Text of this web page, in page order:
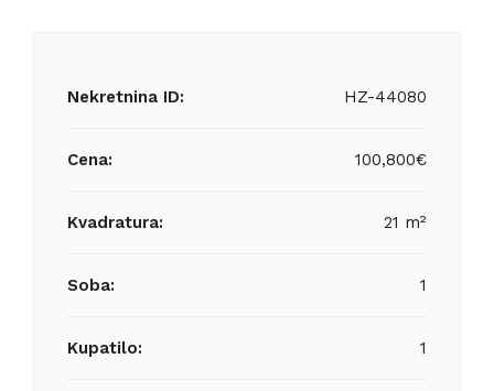
Nekretnina ID: HZ-44080
Cena: 100,800€
Kvadratura: 21 m²
Soba: 1
Kupatilo: 1